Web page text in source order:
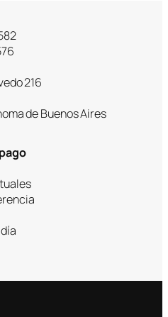
216
de Buenos Aires